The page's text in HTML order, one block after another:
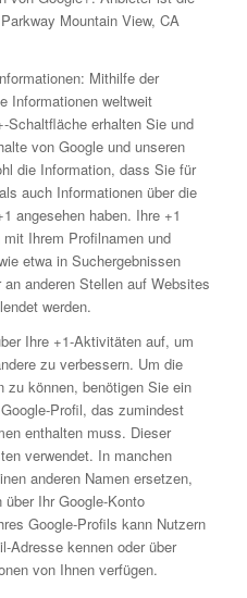
Mountain View, CA
Mithilfe der
Informationen weltweit
Schaltfläche erhalten Sie und
von Google und unseren
die Information, dass Sie für
auch Informationen über die
angesehen haben. Ihre +1
Ihrem Profilnamen und
etwa in Suchergebnissen
anderen Stellen auf Websites
werden.
Ihre +1-Aktivitäten auf, um
zu verbessern. Um die
zu können, benötigen Sie ein
Profil, das zumindest
enthalten muss. Dieser
verwendet. In manchen
anderen Namen ersetzen,
Ihr Google-Konto
Google-Profils kann Nutzern
Adresse kennen oder über
von Ihnen verfügen.